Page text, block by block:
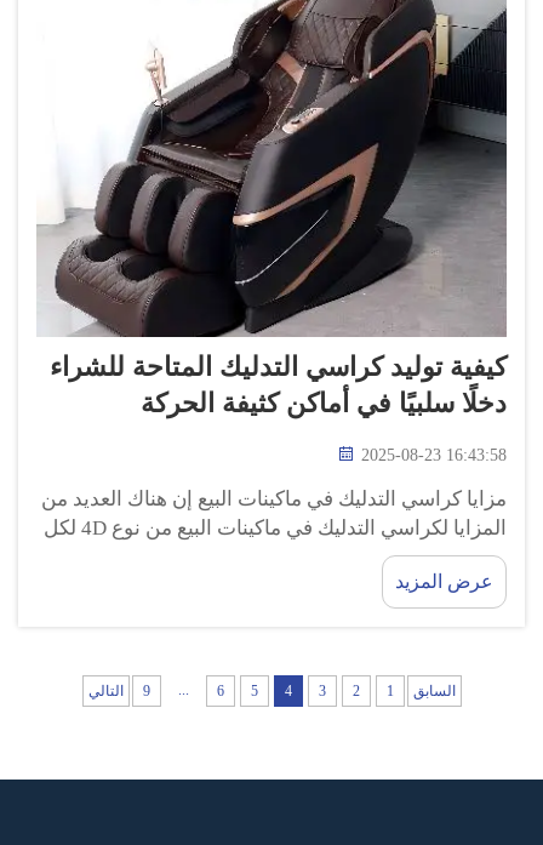
كيفية توليد كراسي التدليك المتاحة للشراء
دخلًا سلبيًا في أماكن كثيفة الحركة
2025-08-23 16:43:58
مزايا كراسي التدليك في ماكينات البيع إن هناك العديد من
المزايا لكراسي التدليك في ماكينات البيع من نوع 4D لكل
من أصحابها وكذلك الأشخاص الذين يستخدمونها. فهي
بالنسبة للأصحاب مصدر دخل لا يتطلب العمل في ورديات
مسائية...
عرض المزيد
السابق 1
2
3
4
5
6
...
9 التالي